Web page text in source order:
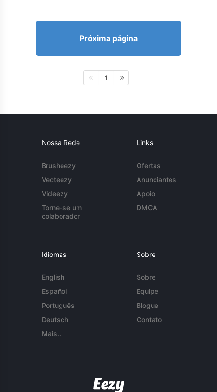
Próxima página
1
Nossa Rede
Brusheezy
Vecteezy
Videezy
Torne-se um
colaborador
Links
Ofertas
Anunciantes
Apoio
DMCA
Idiomas
English
Español
Português
Deutsch
Mais...
Sobre
Sobre
Equipe
Blogue
Contato